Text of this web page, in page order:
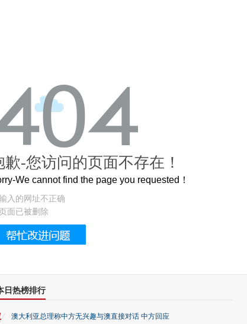
歉-您访问的页面不存在！
We cannot find the page you requested！
入的网址不正确
面已被删除
日热榜排行
澳大利亚总理称中方无兴趣与澳直接对话 中方回应